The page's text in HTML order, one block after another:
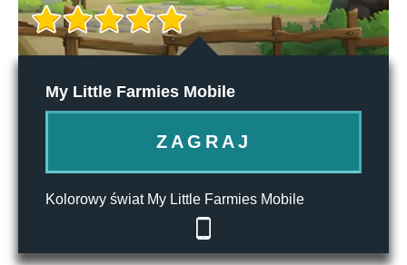
My Little Farmies Mobile
ZAGRAJ
Kolorowy świat My Little Farmies Mobile